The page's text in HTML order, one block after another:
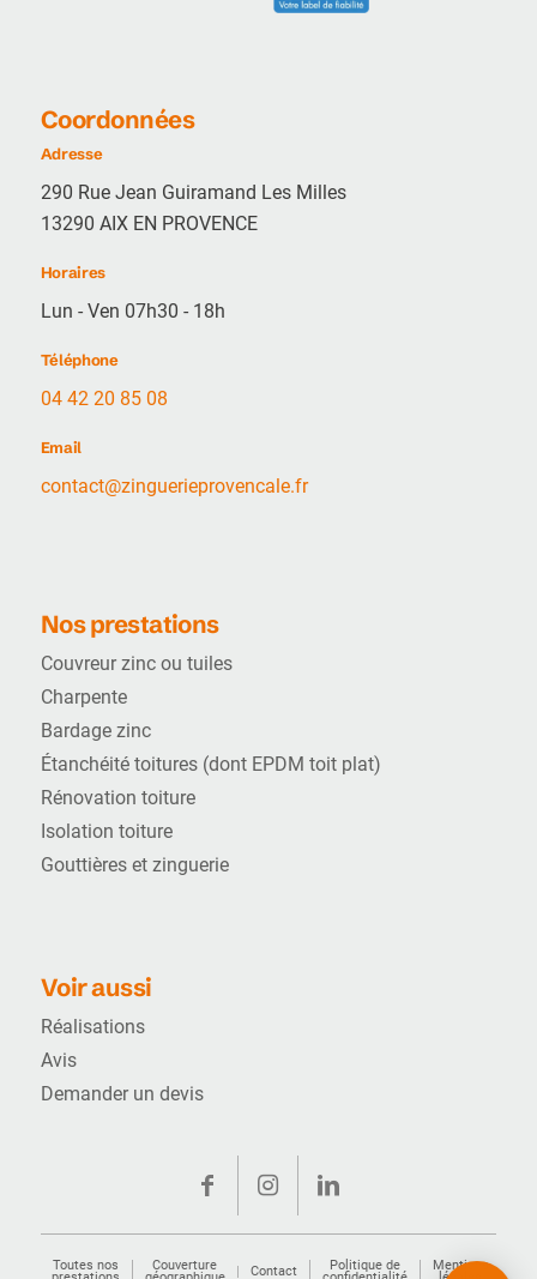
Coordonnées
Adresse
290 Rue Jean Guiramand Les Milles
13290 AIX EN PROVENCE
Horaires
Lun - Ven 07h30 - 18h
Téléphone
04 42 20 85 08
Email
contact@zinguerieprovencale.fr
Nos prestations
Couvreur zinc ou tuiles
Charpente
Bardage zinc
Étanchéité toitures (dont EPDM toit plat)
Rénovation toiture
Isolation toiture
Gouttières et zinguerie
Voir aussi
Réalisations
Avis
Demander un devis
Toutes nos Couverture Contact Politique de Mentions